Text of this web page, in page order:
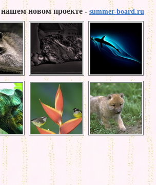
нашем новом проекте - summer-board.ru